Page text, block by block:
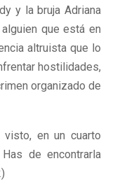
y la bruja Adriana
que está en
altruista que lo
hostilidades,
organizado de
en un cuarto
de encontrarla